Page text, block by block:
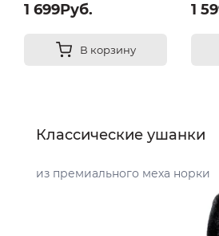
1 699Руб.
В корзину
1
Классические ушанки
из премиального меха норки